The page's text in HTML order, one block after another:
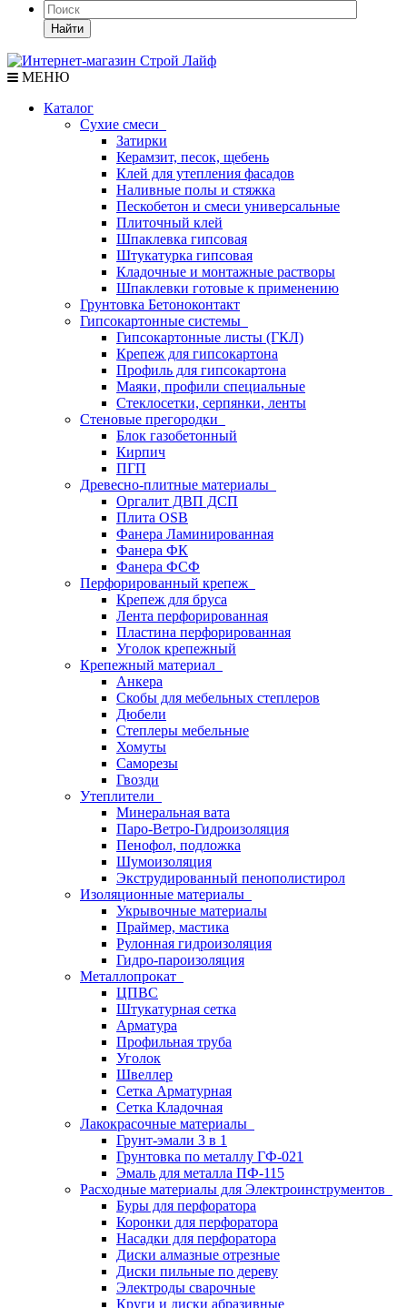
Найти
МЕНЮ
Каталог
Сухие смеси
Затирки
Керамзит, песок, щебень
Клей для утепления фасадов
Наливные полы и стяжка
Пескобетон и смеси универсальные
Плиточный клей
Шпаклевка гипсовая
Штукатурка гипсовая
Кладочные и монтажные растворы
Шпаклевки готовые к применению
Грунтовка Бетоноконтакт
Гипсокартонные системы
Гипсокартонные листы (ГКЛ)
Крепеж для гипсокартона
Профиль для гипсокартона
Маяки, профили специальные
Стеклосетки, серпянки, ленты
Стеновые прегородки
Блок газобетонный
Кирпич
ПГП
Древесно-плитные материалы
Оргалит ДВП ДСП
Плита OSB
Фанера Ламинированная
Фанера ФК
Фанера ФСФ
Перфорированный крепеж
Крепеж для бруса
Лента перфорированная
Пластина перфорированная
Уголок крепежный
Крепежный материал
Анкера
Скобы для мебельных степлеров
Дюбели
Степлеры мебельные
Хомуты
Саморезы
Гвозди
Утеплители
Минеральная вата
Паро-Ветро-Гидроизоляция
Пенофол, подложка
Шумоизоляция
Экструдированный пенополистирол
Изоляционные материалы
Укрывочные материалы
Праймер, мастика
Рулонная гидроизоляция
Гидро-пароизоляция
Металлопрокат
ЦПВС
Штукатурная сетка
Арматура
Профильная труба
Уголок
Швеллер
Сетка Арматурная
Сетка Кладочная
Лакокрасочные материалы
Грунт-эмали 3 в 1
Грунтовка по металлу ГФ-021
Эмаль для металла ПФ-115
Расходные материалы для Электроинструментов
Буры для перфоратора
Коронки для перфоратора
Насадки для перфоратора
Диски алмазные отрезные
Диски пильные по дереву
Электроды сварочные
Круги и диски абразивные